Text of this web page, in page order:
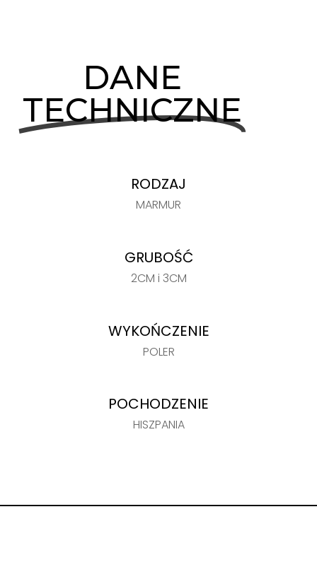
DANE
TECHNICZNE
RODZAJ
MARMUR
GRUBOŚĆ
2CM i 3CM
WYKOŃCZENIE
POLER
POCHODZENIE
HISZPANIA